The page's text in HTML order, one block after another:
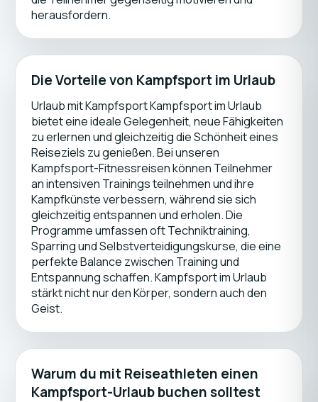
herausfordern.
Die Vorteile von Kampfsport im Urlaub
Urlaub mit Kampfsport Kampfsport im Urlaub
bietet eine ideale Gelegenheit, neue Fähigkeiten
zu erlernen und gleichzeitig die Schönheit eines
Reiseziels zu genießen. Bei unseren
Kampfsport-Fitnessreisen können Teilnehmer
an intensiven Trainings teilnehmen und ihre
Kampfkünste verbessern, während sie sich
gleichzeitig entspannen und erholen. Die
Programme umfassen oft Techniktraining,
Sparring und Selbstverteidigungskurse, die eine
perfekte Balance zwischen Training und
Entspannung schaffen. Kampfsport im Urlaub
stärkt nicht nur den Körper, sondern auch den
Geist.
Warum du mit Reiseathleten einen
Kampfsport-Urlaub buchen solltest